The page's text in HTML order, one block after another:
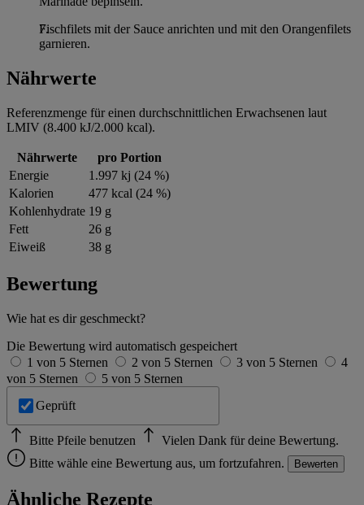
Fischfilets mit der Sauce anrichten und mit den Orangenfilets
garnieren.
Nährwerte
Referenzmenge für einen durchschnittlichen Erwachsenen laut
LMIV (8.400 kJ/2.000 kcal).
Nährwerte
pro Portion
Energie
1.997 kj (24 %)
Kalorien
477 kcal (24 %)
Kohlenhydrate 19 g
Fett
26 g
Eiweiß
38 g
Bewertung
Wie hat es dir geschmeckt?
Die Bewertung wird automatisch gespeichert
1 von 5 Sternen
2 von 5 Sternen 3 von 5 Sternen
4
von 5 Sternen
5 von 5 Sternen
Geprüft
Bitte Pfeile benutzen
Vielen Dank für deine Bewertung.
Bitte wähle eine Bewertung aus, um fortzufahren.
Bewerten
Ähnliche Rezepte